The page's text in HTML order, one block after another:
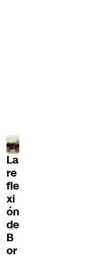
La
re
fle
xi
ón
de
B
or